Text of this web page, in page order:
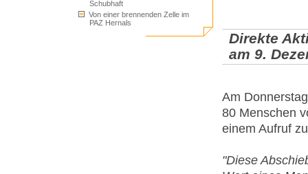
Schubhaft
Von einer brennenden Zelle im
PAZ Hernals
Direkte
am 9.
Am
80 Menschen
einem Aufruf
"Diese